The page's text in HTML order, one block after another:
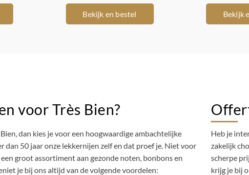
Bekijk en bestel Bekijk
voor Très Bien?
dan kies je voor een hoogwaardige ambachtelijke
dan 50 jaar onze lekkernijen zelf en dat proef je. Niet voor
groot assortiment aan gezonde noten, bonbons en
je bij ons altijd van de volgende voordelen:
Heb je
zakelijk
scherpe
krijg je bij